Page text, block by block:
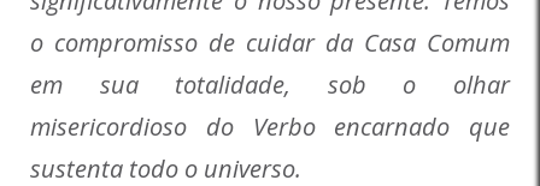
o compromisso de cuidar da Casa Comum
em sua totalidade, sob o olhar
misericordioso do Verbo encarnado que
sustenta todo o universo.